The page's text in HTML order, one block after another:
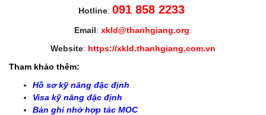
Hotline: 091 858 2233
Email: xkld@thanhgiang.org
Website: https://xkld.thanhgiang.com.vn
Tham khảo thêm:
Hồ sơ kỹ năng đặc định
Visa kỹ năng đặc định
Bản ghi nhớ hợp tác MOC